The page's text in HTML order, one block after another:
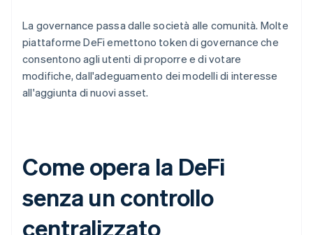
La governance passa dalle società alle comunità. Molte
piattaforme DeFi emettono token di governance che
consentono agli utenti di proporre e di votare
modifiche, dall'adeguamento dei modelli di interesse
all'aggiunta di nuovi asset.
Come opera la DeFi
senza un controllo
centralizzato